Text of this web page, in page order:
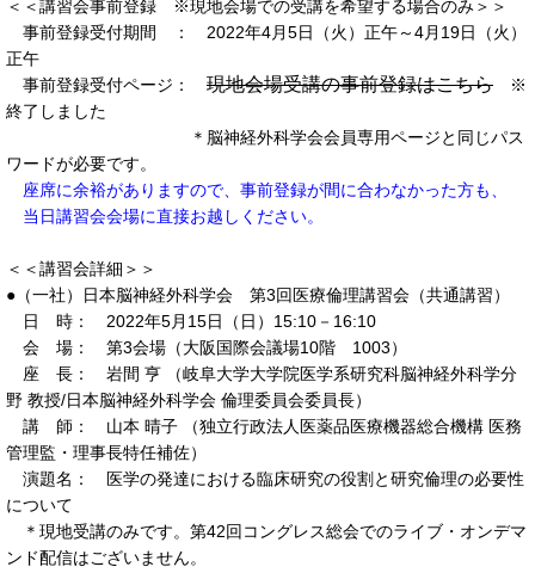
＜＜講習会事前登録 ※現地会場での受講を希望する場合のみ＞＞
事前登録受付期間 ： 2022年4月5日（火）正午～4月19日（火）
正午
事前登録受付ページ： 現地会場受講の事前登録はこちら ※
終了しました
＊脳神経外科学会会員専用ページと同じパス
ワードが必要です。
座席に余裕がありますので、事前登録が間に合わなかった方も、
当日講習会会場に直接お越しください。
＜＜講習会詳細＞＞
●（一社）日本脳神経外科学会 第3回医療倫理講習会（共通講習）
日 時： 2022年5月15日（日）15:10－16:10
会 場： 第3会場（大阪国際会議場10階 1003）
座 長： 岩間 亨 （岐阜大学大学院医学系研究科脳神経外科学分
野 教授/日本脳神経外科学会 倫理委員会委員長）
講 師： 山本 晴子 （独立行政法人医薬品医療機器総合機構 医務
管理監・理事長特任補佐）
演題名： 医学の発達における臨床研究の役割と研究倫理の必要性
について
＊現地受講のみです。第42回コングレス総会でのライブ・オンデマ
ンド配信はございません。